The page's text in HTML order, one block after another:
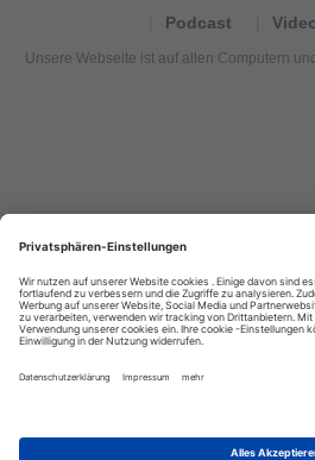
Podcast
Unsere Webseite ist auf allen Computern
de
Tourismus
Nachrichten,
новости
news,